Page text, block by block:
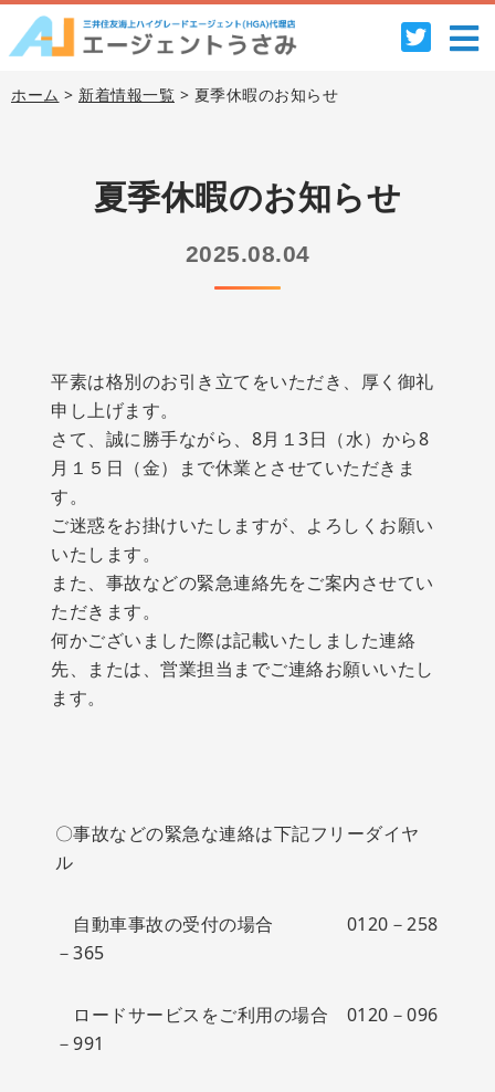
ホーム > 新着情報一覧 > 夏季休暇のお知らせ
夏季休暇のお知らせ
2025.08.04
平素は格別のお引き立てをいただき、厚く御礼
申し上げます。
さて、誠に勝手ながら、8月１3日（水）から8
月１５日（金）まで休業とさせていただきま
す。
ご迷惑をお掛けいたしますが、よろしくお願い
いたします。
また、事故などの緊急連絡先をご案内させてい
ただきます。
何かございました際は記載いたしました連絡
先、または、営業担当までご連絡お願いいたし
ます。
〇事故などの緊急な連絡は下記フリーダイヤ
ル
自動車事故の受付の場合 0120－258
－365
ロードサービスをご利用の場合 0120－096
－991